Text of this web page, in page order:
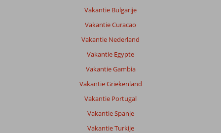
Vakantie Bulgarije
Vakantie Curacao
Vakantie Nederland
Vakantie Egypte
Vakantie Gambia
Vakantie Griekenland
Vakantie Portugal
Vakantie Spanje
Vakantie Turkije